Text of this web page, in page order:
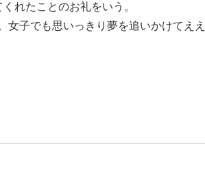
れたことのお礼をいう。
子でも思いっきり夢を追いかけてええ